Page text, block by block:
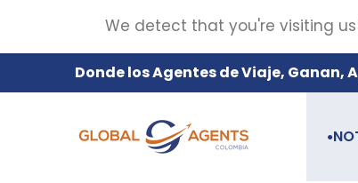
Donde los Agentes de Viaje, Ganan,
●
We detect that you're visiting